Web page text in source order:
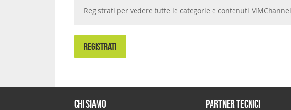
Registrati per vedere tutte le categorie e contenuti MMChannel
REGISTRATI
Chi siamo Partner tecnici